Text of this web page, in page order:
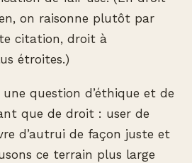
on raisonne plutôt par
citation, droit à
étroites.)
question d’éthique et de
que de droit : user de
d’autrui de façon juste et
ce terrain plus large